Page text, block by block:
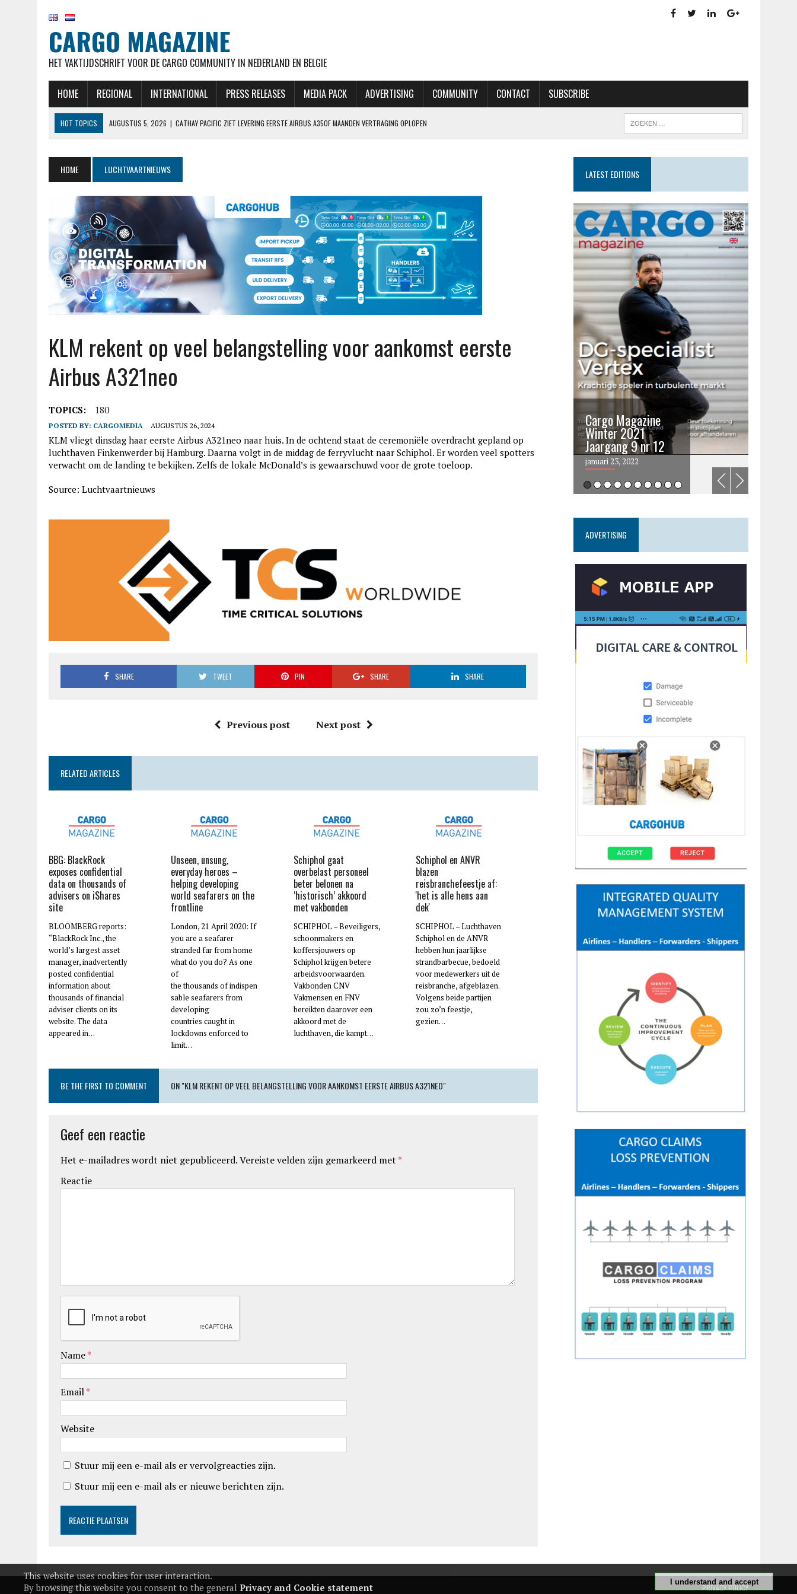
CARGO MAGAZINE
HET VAKTIJDSCHRIFT VOOR DE CARGO COMMUNITY IN NEDERLAND EN BELGIE
HOME REGIONAL INTERNATIONAL PRESS RELEASES MEDIA PACK ADVERTISING COMMUNITY CONTACT SUBSCRIBE
HOT TOPICS AUGUSTUS 5, 2026 | CATHAY PACIFIC ZIET LEVERING EERSTE AIRBUS A350F MAANDEN VERTRAGING OPLOPEN
AUGUSTUS 5, 2026 | OEKRAÏENSE ANTONOV MOGELIJK ONTSNAPT AAN AANSLAG OP LUCHTHAVEN LEIPZIG
AUGUSTUS 5, 2026 | RAAMSTOELTJE IN DE BUSINESSCLASS? BIJ LUFTHANSA KOST DAT 170 EURO EXTRA
HOME LUCHTVAARTNIEUWS
KLM rekent op veel belangstelling voor aankomst eerste
Airbus A321neo
TOPICS: 180
POSTED BY: CARGOMEDIA AUGUSTUS 26, 2024
KLM vliegt dinsdag haar eerste Airbus A321neo naar huis. In de ochtend staat de ceremoniële overdracht gepland op
luchthaven Finkenwerder bij Hamburg. Daarna volgt in de middag de ferryvlucht naar Schiphol. Er worden veel spotters
verwacht om de landing te bekijken. Zelfs de lokale McDonald’s is gewaarschuwd voor de grote toeloop.
Source: Luchtvaartnieuws
SHARE TWEET PIN SHARE SHARE
Previous post Next post
RELATED ARTICLES
BBG: BlackRock
exposes confidential
data on thousands of
advisers on iShares
site
BLOOMBERG reports:
“BlackRock Inc., the
world’s largest asset
manager, inadvertently
posted confidential
information about
thousands of financial
adviser clients on its
website. The data
appeared in…
Unseen, unsung,
everyday heroes –
helping developing
world seafarers on the
frontline
London, 21 April 2020: If
you are a seafarer
stranded far from home
what do you do? As one
of
the thousands of indispen
sable seafarers from
developing
countries caught in
lockdowns enforced to
limit…
Schiphol gaat
overbelast personeel
beter belonen na
‘historisch’ akkoord
met vakbonden
SCHIPHOL – Beveiligers,
schoonmakers en
koffersjouwers op
Schiphol krijgen betere
arbeidsvoorwaarden.
Vakbonden CNV
Vakmensen en FNV
bereikten daarover een
akkoord met de
luchthaven, die kampt…
Schiphol en ANVR
blazen
reisbranchefeestje af:
'het is alle hens aan
dek'
SCHIPHOL – Luchthaven
Schiphol en de ANVR
hebben hun jaarlijkse
strandbarbecue, bedoeld
voor medewerkers uit de
reisbranche, afgeblazen.
Volgens beide partijen
zou zo’n feestje,
gezien…
BE THE FIRST TO COMMENT ON "KLM REKENT OP VEEL BELANGSTELLING VOOR AANKOMST EERSTE AIRBUS A321NEO"
Geef een reactie
Het e-mailadres wordt niet gepubliceerd.Vereiste velden zijn gemarkeerd met *
Reactie
Name*
Email*
Website
Stuur mij een e-mail als er vervolgreacties zijn.
Stuur mij een e-mail als er nieuwe berichten zijn.
LATEST EDITIONS
edition3
januari 27, 2017
Cargo Magazine
Winter 2021
Jaargang 9 nr 12
januari 23, 2022
ADVERTISING
COPYRIGHT 2026 PRIVACY POLICY
I understand and accept
This website uses cookies for user interaction.
By browsing this website you consent to the general Privacy and Cookie statement